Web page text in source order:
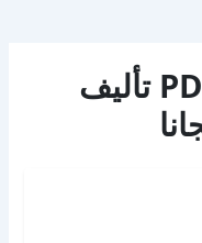
تحميل كتاب اليهود PDF تأليف